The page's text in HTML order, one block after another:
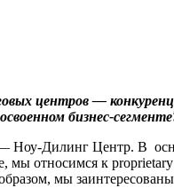
центров —
бизнес-
Ноу-Дилинг Центр. В
относимся к
мы